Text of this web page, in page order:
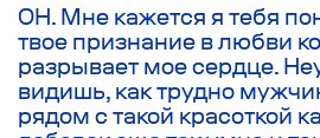
ОН. Мне кажется я тебя
твое признание в любви
разрывает мое сердце.
видишь, как трудно
рядом с такой красоткой